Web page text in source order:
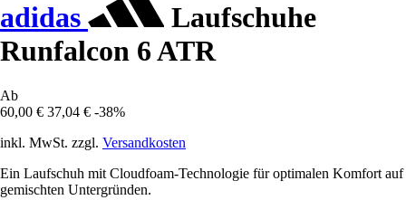
adidas
Laufschuhe
Runfalcon 6 ATR
Ab
60,00 € 37,04 € -38%
inkl. MwSt. zzgl. Versandkosten
Ein Laufschuh mit Cloudfoam-Technologie für optimalen Komfort auf
gemischten Untergründen.